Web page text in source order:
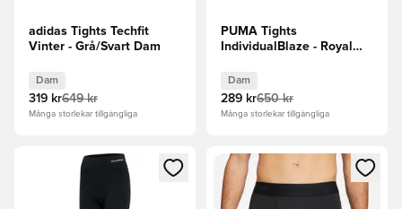
adidas Tights Techfit
Vinter - Grå/Svart Dam
Dam
319 kr649 kr
Många storlekar tillgängliga
PUMA Tights
IndividualBlaze - Royal
Dam
289 kr650 kr
Många storlekar tillgängliga
Öppnar en Modal för att logga in eller registrera dig som
Öppnar en Modal för att